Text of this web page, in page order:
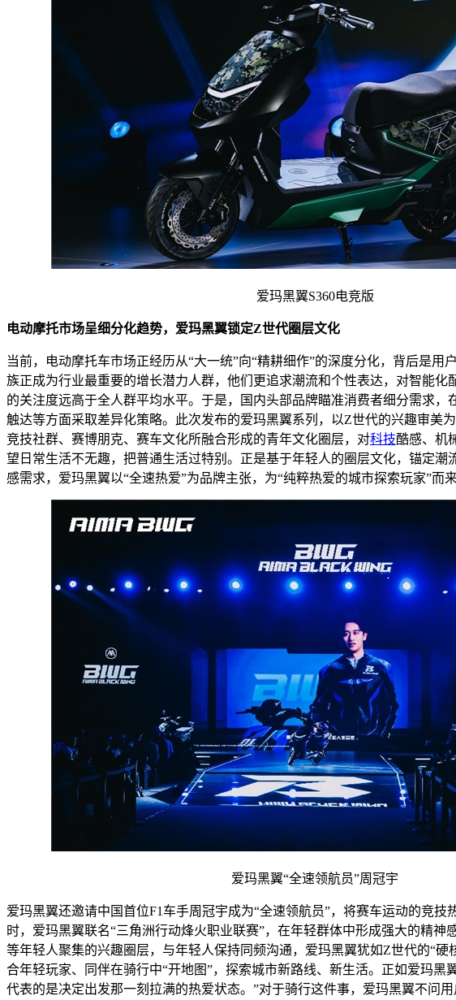
爱玛黑翼S360电竞版
电动摩托市场呈细分化趋势，爱玛黑翼锁定Z世代圈层文化
当前，电动摩托车市场正经历从“大一统”向“精耕细作”的深度分化，背后是用
族正成为行业最重要的增长潜力人群，他们更追求潮流和个性表达，对智能化
的关注度远高于全人群平均水平。于是，国内头部品牌瞄准消费者细分需求，
触达等方面采取差异化策略。此次发布的爱玛黑翼系列，以Z世代的兴趣审美
竞技社群、赛博朋克、赛车文化所融合形成的青年文化圈层，对科技酷感、机
望日常生活不无趣，把普通生活过特别。正是基于年轻人的圈层文化，锚定潮
感需求，爱玛黑翼以“全速热爱”为品牌主张，为“纯粹热爱的城市探索玩家”而来
爱玛黑翼“全速领航员”周冠宇
爱玛黑翼还邀请中国首位F1车手周冠宇成为“全速领航员”，将赛车运动的竞技
时，爱玛黑翼联名“三角洲行动烽火职业联赛”，在年轻群体中形成强大的精神
等年轻人聚集的兴趣圈层，与年轻人保持同频沟通，爱玛黑翼犹如Z世代的“硬
合年轻玩家、同伴在骑行中“开地图”，探索城市新路线、新生活。正如爱玛黑
代表的是决定出发那一刻拉满的热爱状态。”对于骑行这件事，爱玛黑翼不问用